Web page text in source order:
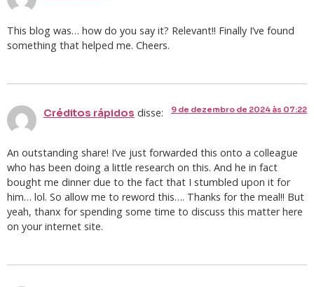
This blog was… how do you say it? Relevant!! Finally I’ve found
something that helped me. Cheers.
Créditos rápidos disse: 9 de dezembro de 2024 às 07:22
An outstanding share! I’ve just forwarded this onto a colleague
who has been doing a little research on this. And he in fact
bought me dinner due to the fact that I stumbled upon it for
him… lol. So allow me to reword this…. Thanks for the meal!! But
yeah, thanx for spending some time to discuss this matter here
on your internet site.